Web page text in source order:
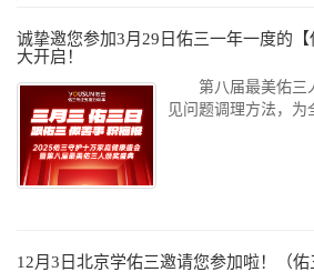
诚挚邀您参加3月29日佑三一年一度的
大开启！
第八届最美佑三
见问题调理方法，为
12月3日北京学佑三邀请您参加啦！（佑